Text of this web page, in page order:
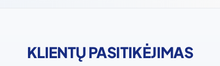
KLIENTŲ PASITIKĖJIMAS